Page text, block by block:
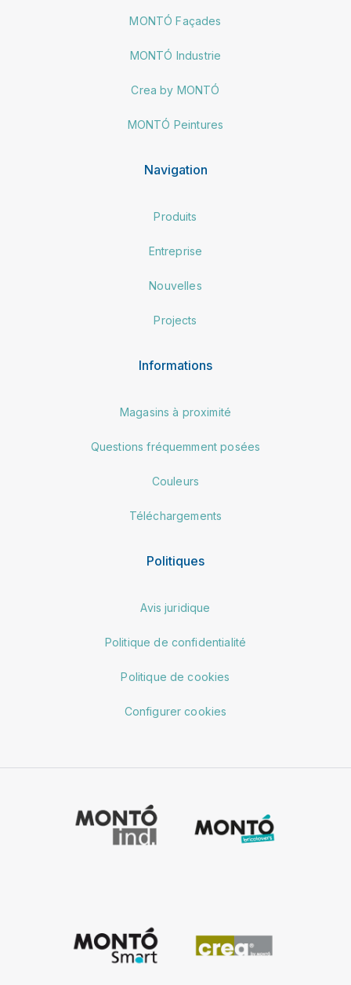
MONTÓ Façades
MONTÓ Industrie
Crea by MONTÓ
MONTÓ Peintures
Navigation
Produits
Entreprise
Nouvelles
Projects
Informations
Magasins à proximité
Questions fréquemment posées
Couleurs
Téléchargements
Politiques
Avis juridique
Politique de confidentialité
Politique de cookies
Configurer cookies